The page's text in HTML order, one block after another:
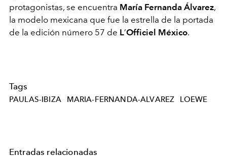
protagonistas, se encuentra María Fernanda Álvarez,
la modelo mexicana que fue la estrella de la portada
de la edición número 57 de L’Officiel México.
Tags
PAULAS-IBIZA MARIA-FERNANDA-ALVAREZ LOEWE
Entradas relacionadas